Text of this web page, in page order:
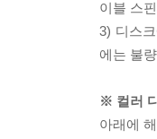
이블 스
3) 디스
에는 불
※ 컬러
아래에